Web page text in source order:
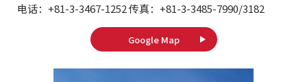
电话：+81-3-3467-1252 传真：+81-3-3485-7990/3182
Google Map